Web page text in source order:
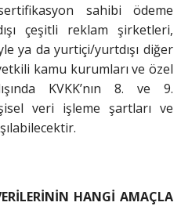
sahibi ödeme
çeşitli reklam şirketleri,
ya da yurtiçi/yurtdışı diğer
kamu kurumları ve özel
KVKK’nın 8. ve 9.
veri işleme şartları ve
HANGİ AMAÇLA